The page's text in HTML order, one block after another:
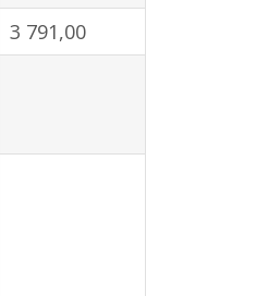
3 791,00